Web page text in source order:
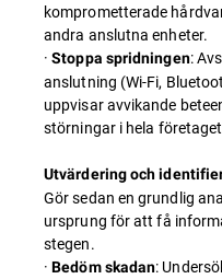
komprometterade
andra anslutna enheter.
·Stoppa spridningen:
anslutning (Wi-Fi,
uppvisar avvikande
störningar i hela
Utvärdering och
Gör sedan en grundlig
ursprung för att få
stegen.
·Bedöm skadan: